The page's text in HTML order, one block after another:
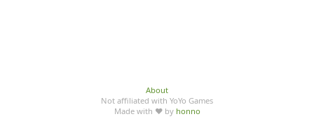
About
Not affiliated with YoYo Games
Made with ♥ by honno